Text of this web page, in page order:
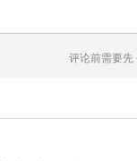
评论前需要先